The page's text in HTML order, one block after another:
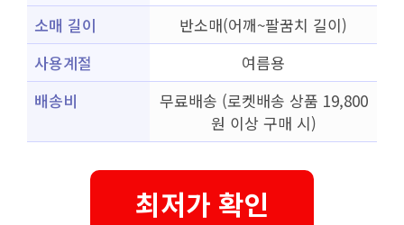
소매 길이
반소매(어깨~팔꿈치 길이)
사용계절
여름용
배송비
무료배송 (로켓배송 상품 19,800
원 이상 구매 시)
최저가 확인